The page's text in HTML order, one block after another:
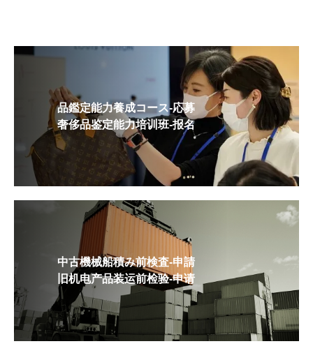
品鑑定能力養成コース-応募
奢侈品鉴定能力培训班-报名
中古機械船積み前検査-申請
旧机电产品装运前检验-申请